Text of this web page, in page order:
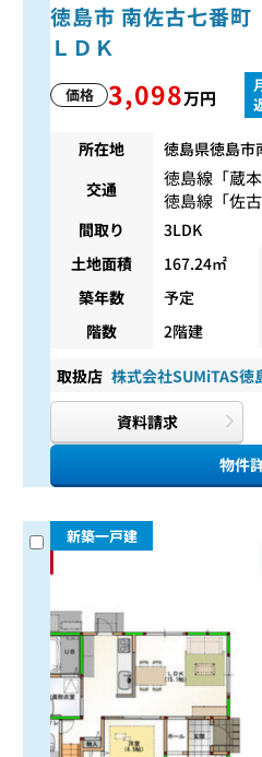
徳島市 南佐古七番
ＬＤＫ
価格 3,098万円
所在地
徳島県徳島市
交通
徳島線 「蔵本
徳島線 「佐古
間取り
3LDK
土地面積
167.24㎡
築年数
予定
階数
2階建
取扱店 株式会社SUMiTAS徳
資料請求
物件
新築一戸建